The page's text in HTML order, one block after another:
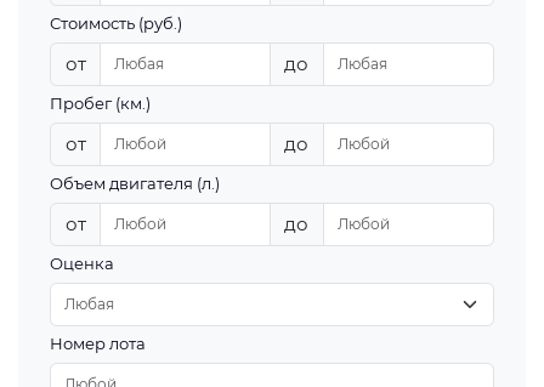
Стоимость (руб.)
от до
Пробег (км.)
от до
Объем двигателя (л.)
от до
Оценка
Номер лота